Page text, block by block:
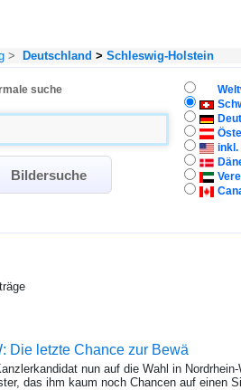
> Deutschland > Schleswig-Holstein
suche
inkl.
Die letzte Chance zur Bewä
nun auf die Wahl in
das ihm kaum noch Chancen auf einen